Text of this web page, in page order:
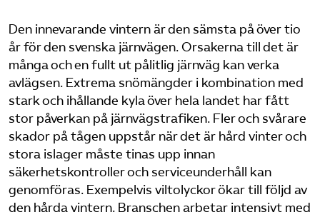
Logga in på Arbetsgivarguiden
Sök på tagforetagen.se
Den innevarande vintern är den sämsta på över tio
år för den svenska järnvägen. Orsakerna till det är
många och en fullt ut pålitlig järnväg kan verka
avlägsen. Extrema snömängder i kombination med
stark och ihållande kyla över hela landet har fått
stor påverkan på järnvägstrafiken. Fler och svårare
skador på tågen uppstår när det är hård vinter och
stora islager måste tinas upp innan
säkerhetskontroller och serviceunderhåll kan
genomföras. Exempelvis viltolyckor ökar till följd av
den hårda vintern. Branschen arbetar intensivt med